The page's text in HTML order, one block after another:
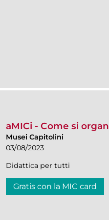
aMICi - Come si
Musei Capitolini
03/08/2023
Didattica per tutti
Gratis con la MIC card